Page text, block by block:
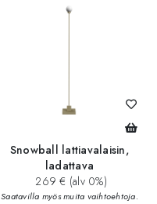
Snowball lattiavalaisin,
ladattava
269 € (alv 0%)
Saatavilla myös muita vaihtoehtoja.